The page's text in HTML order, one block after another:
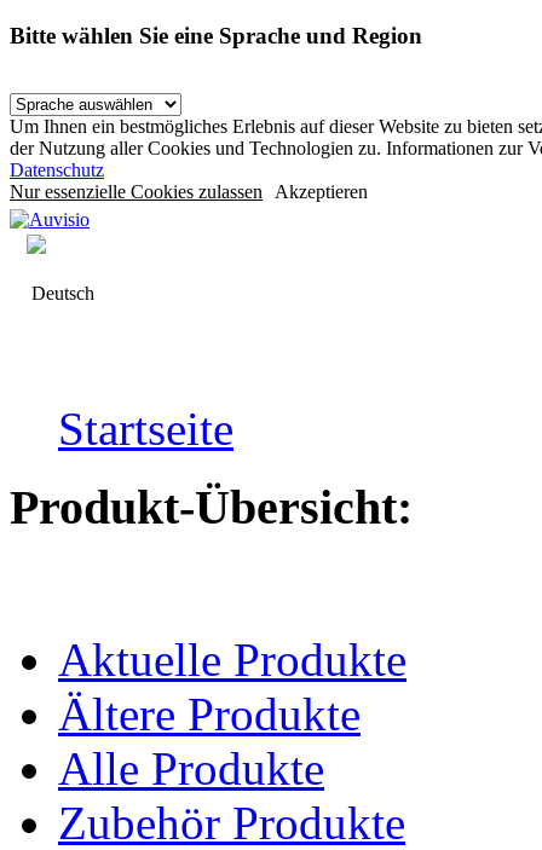
Bitte wählen Sie eine Sprache und Region
Um Ihnen ein bestmögliches Erlebnis auf dieser Website zu bieten
der Nutzung aller Cookies und Technologien zu. Informationen zur
Datenschutz
Nur essenzielle Cookies zulassen Akzeptieren
Deutsch
Startseite
Produkt-Übersicht:
Aktuelle Produkte
Ältere Produkte
Alle Produkte
Zubehör Produkte